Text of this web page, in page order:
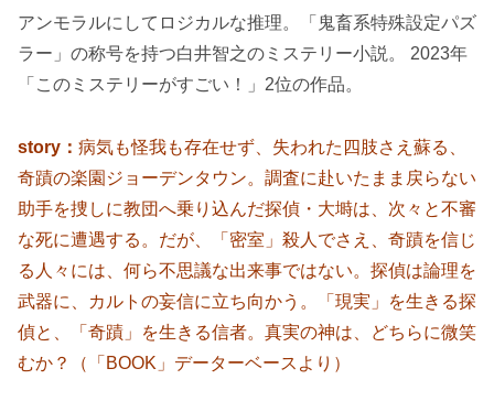
アンモラルにしてロジカルな推理。「鬼畜系特殊設定パズ
ラー」の称号を持つ白井智之のミステリー小説。
2023年
「 このミステリーがすごい！」2位の作品。
story： 病気も怪我も存在せず、失われた四肢さえ蘇る、
奇蹟の楽園ジョーデンタウン。調査に赴いたまま戻らない
助手を捜しに教団へ乗り込んだ探偵・大塒は、次々と不審
な死に遭遇する。だが、「密室」殺人でさえ、奇蹟を信じ
る人々には、何ら不思議な出来事ではない。探偵は論理を
武器に、カルトの妄信に立ち向かう。「現実」を生きる探
偵と、「奇蹟」を生きる信者。真実の神は、どちらに微笑
むか？（「BOOK」データーベースより）